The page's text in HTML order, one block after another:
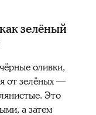
зелёный
оливки,
от зелёных —
Это
а затем